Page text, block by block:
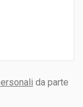
da parte